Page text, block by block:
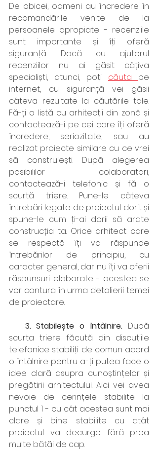
De obicei, oameni au încredere în
recomandările venite de la
persoanele apropiate - recenziile
sunt importante și îți oferă
siguranță. Dacă cu ajutorul
recenziilor nu ai găsit câțiva
specialiști, atunci, poți căuta pe
internet, cu siguranță vei găsii
câteva rezultate la căutările tale.
Fă-ți o listă cu arhitecții din zonă și
contactează-i pe cei care îți oferă
încredere, seriozitate, sau au
realizat proiecte similare cu ce vrei
să construiești. După alegerea
posibililor colaboratori,
contactează-i telefonic și fă o
scurtă triere. Pune-le câteva
întrebări legate de proiectul dorit și
spune-le cum ți-ai dorii să arate
construcția ta. Orice arhitect care
se respectă îți va răspunde
întrebărilor de principiu, cu
caracter general, dar nu îți va oferii
răspunsuri elaborate - acestea se
vor contura în urma detalierii temei
de proiectare.
   3. Stabilește o întâlnire.
După
scurta triere făcută din discuțiile
telefonice stabiliți de comun acord
o întâlnire pentru a-ți putea face o
idee clară asupra cunoștințelor și
pregătirii arhitectului. Aici vei avea
nevoie de cerințele stabilite la
punctul 1 - cu cât acestea sunt mai
clare și bine stabilite cu atât
proiectul va decurge fără prea
multe bătăi de cap.